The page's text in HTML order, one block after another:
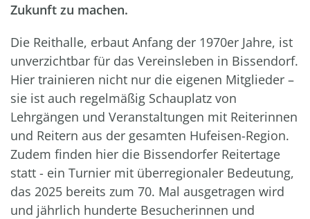
Zukunft zu machen.
Die Reithalle, erbaut Anfang der 1970er Jahre, ist
unverzichtbar für das Vereinsleben in Bissendorf.
Hier trainieren nicht nur die eigenen Mitglieder –
sie ist auch regelmäßig Schauplatz von
Lehrgängen und Veranstaltungen mit Reiterinnen
und Reitern aus der gesamten Hufeisen-Region.
Zudem finden hier die Bissendorfer Reitertage
statt - ein Turnier mit überregionaler Bedeutung,
das 2025 bereits zum 70. Mal ausgetragen wird
und jährlich hunderte Besucherinnen und